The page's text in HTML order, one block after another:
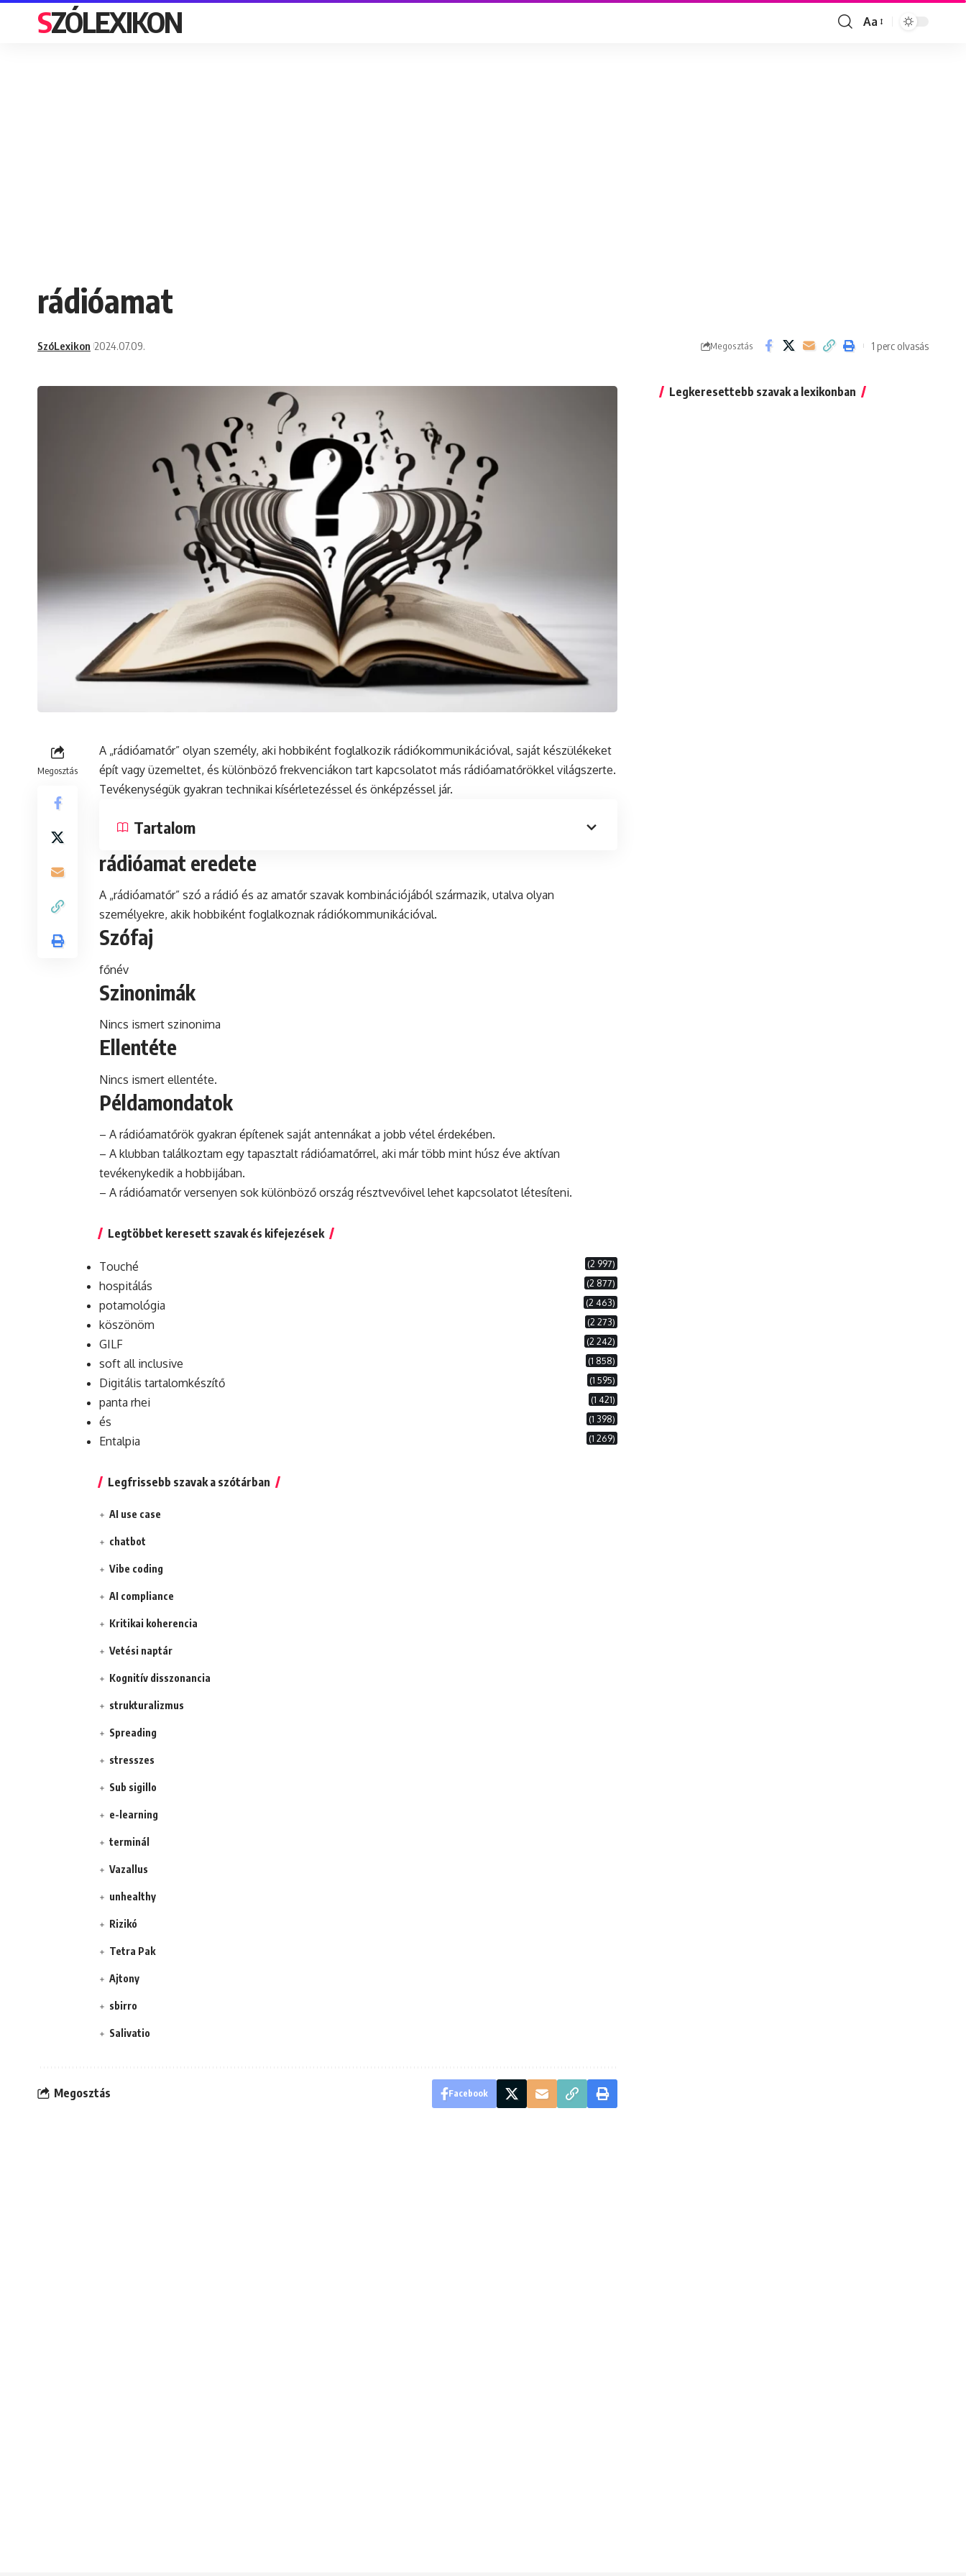
SZÓLEXIKON
Font
Aa
rádióamat
SzóLexikon 2024.07.09. Megosztás 1 perc olvasás
Megosztás
A „rádióamatőr” olyan személy, aki hobbiként foglalkozik rádiókommunikációval, saját készülékeket
épít vagy üzemeltet, és különböző frekvenciákon tart kapcsolatot más rádióamatőrökkel világszerte.
Tevékenységük gyakran technikai kísérletezéssel és önképzéssel jár.
Tartalom
rádióamat eredete
A „rádióamatőr” szó a rádió és az amatőr szavak kombinációjából származik, utalva olyan
személyekre, akik hobbiként foglalkoznak rádiókommunikációval.
Szófaj
főnév
Szinonimák
Nincs ismert szinonima
Ellentéte
Nincs ismert ellentéte.
Példamondatok
– A rádióamatőrök gyakran építenek saját antennákat a jobb vétel érdekében.
– A klubban találkoztam egy tapasztalt rádióamatőrrel, aki már több mint húsz éve aktívan
tevékenykedik a hobbijában.
– A rádióamatőr versenyen sok különböző ország résztvevőivel lehet kapcsolatot létesíteni.
Legtöbbet keresett szavak és kifejezések
Touché (2 997)
hospitálás (2 877)
potamológia (2 463)
köszönöm (2 273)
GILF (2 242)
soft all inclusive (1 858)
Digitális tartalomkészítő (1 595)
panta rhei (1 421)
és (1 398)
Entalpia (1 269)
Legfrissebb szavak a szótárban
AI use case
chatbot
Vibe coding
AI compliance
Kritikai koherencia
Vetési naptár
Kognitív disszonancia
strukturalizmus
Spreading
stresszes
Sub sigillo
e-learning
terminál
Vazallus
unhealthy
Rizikó
Tetra Pak
Ajtony
sbirro
Salivatio
Megosztás Facebook
Legkeresettebb szavak a lexikonban